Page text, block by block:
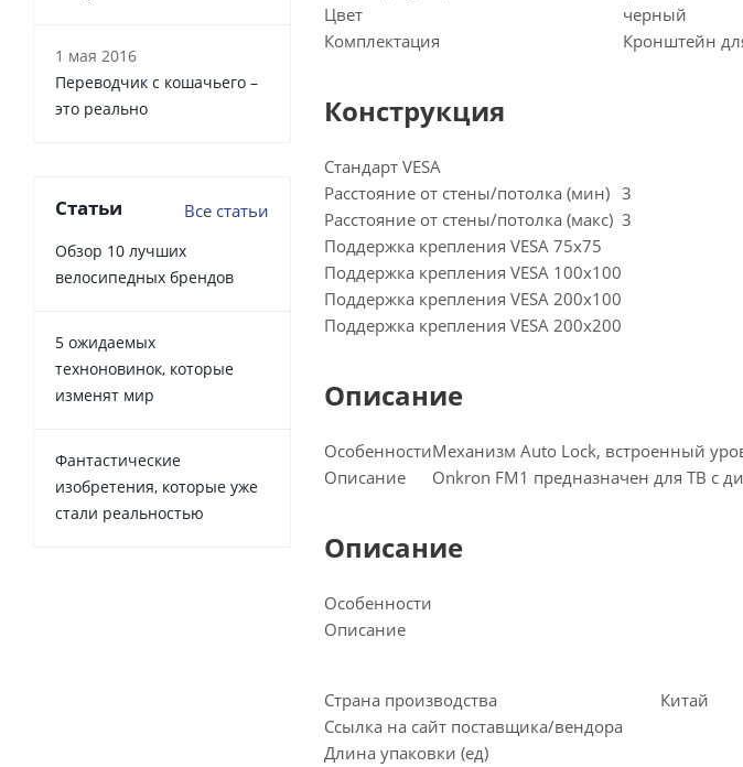
Цвет
черный
Комплектация
Кронштейн
Конструкция
Стандарт VESA
Расстояние от стены/потолка (мин) 3
Расстояние от стены/потолка (макс) 3
Поддержка крепления VESA 75х75
Поддержка крепления VESA 100х100
Поддержка крепления VESA 200х100
Поддержка крепления VESA 200х200
Описание
ОсобенностиМеханизм Auto Lock, встроенный
Описание
Onkron FM1 предназначен для ТВ с
Описание
Особенности
Описание
Страна производства
Китай
Ссылка на сайт поставщика/вендора
Длина упаковки (ед)
1 мая 2016
Переводчик с кошачьего –
это реально
Статьи Все статьи
Обзор 10 лучших
велосипедных брендов
5 ожидаемых
техноновинок, которые
изменят мир
Фантастические
изобретения, которые уже
стали реальностью